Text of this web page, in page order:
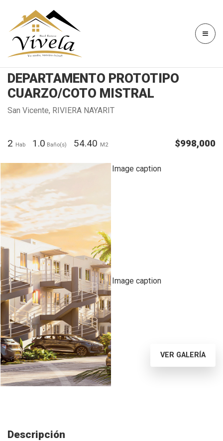
DEPARTAMENTO PROTOTIPO
CUARZO/COTO MISTRAL
San Vicente, RIVIERA NAYARIT
2 Hab 1.0 Baño(s) 54.40 M2 $998,000
Image caption Image caption
Image caption
VER GALERÍA
Descripción